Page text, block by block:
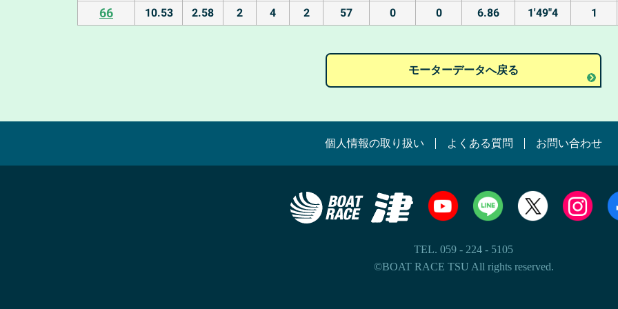
66 10.53 2.58 2 4 2 57 0 0 6.86 1'49"4 1
モーターデータへ戻る
個人情報の取り扱い よくある質問 お問い合わせ
TEL. 059 - 224 - 5105
©BOAT RACE TSU All rights reserved.